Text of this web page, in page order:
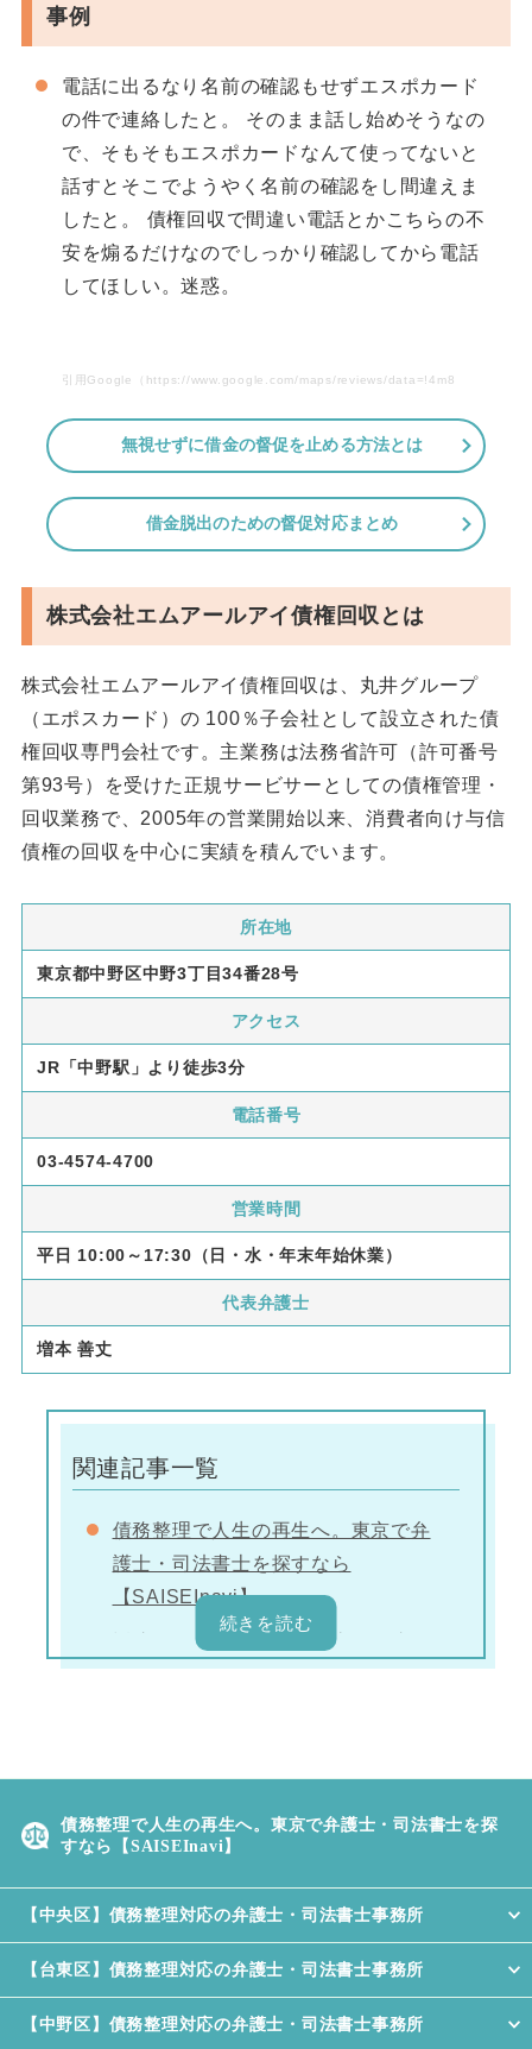
事例
電話に出るなり名前の確認もせずエスポカード
の件で連絡したと。 そのまま話し始めそうなの
で、そもそもエスポカードなんて使ってないと
話すとそこでようやく名前の確認をし間違えま
したと。 債権回収で間違い電話とかこちらの不
安を煽るだけなのでしっかり確認してから電話
してほしい。迷惑。
引用Google（https://www.google.com/maps/reviews/
無視せずに借金の督促を止める方法とは
借金脱出のための督促対応まとめ
株式会社エムアールアイ債権回収とは
株式会社エムアールアイ債権回収は、丸井グループ
（エポスカード）の 100％子会社として設立された債
権回収専門会社です。主業務は法務省許可（許可番号
第93号）を受けた正規サービサーとしての債権管理・
回収業務で、2005年の営業開始以来、消費者向け与信
債権の回収を中心に実績を積んでいます。
所在地
東京都中野区中野3丁目34番28号
アクセス
JR「中野駅」より徒歩3分
電話番号
03-4574-4700
営業時間
平日 10:00～17:30（日・水・年末年始休業）
代表弁護士
増本 善丈
関連記事一覧
債務整理で人生の再生へ。東京で弁
護士・司法書士を探すなら
【SAISEInavi】
返済できない…人生どん底から這い
上がりたい人へ
PAG債権回収株式会社
みやこ債権回収株式会社
処法
債務整理で人生の再生へ。東京で弁護士・司法書士を探
すなら【SAISEInavi】
【中央区】債務整理対応の弁護士・司法書士事務所
【台東区】債務整理対応の弁護士・司法書士事務所
【中野区】債務整理対応の弁護士・司法書士事務所